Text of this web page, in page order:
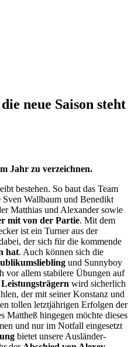
neue Saison steht
Jahr zu verzeichnen.
bestehen. So baut das Team
Sven Wallbaum und Benedikt
Matthias und Alexander sowie
mit von der Partie. Mit dem
ist ein Turner aus der
der sich für die kommende
hat. Auch können sich die
und Sunnyboy
vor allem stabilere Übungen auf
Leistungsträgern wird sicherlich
der mit seiner Konstanz und
tollen letztjährigen Erfolgen der
Mattheß hingegen möchte dieses
und nur im Notfall eingesetzt
bietet unsere Ausländer-